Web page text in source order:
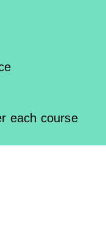
each course